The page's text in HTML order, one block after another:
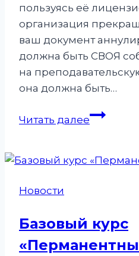
пользуясь её
организация
ваш документ
должна быть СВОЯ
на
она должна быть…
Читать далееПамятка
базового
макияжу
Новости
Базовый курс